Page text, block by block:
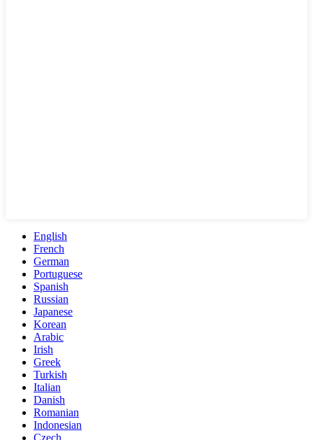
English
French
German
Portuguese
Spanish
Russian
Japanese
Korean
Arabic
Irish
Greek
Turkish
Italian
Danish
Romanian
Indonesian